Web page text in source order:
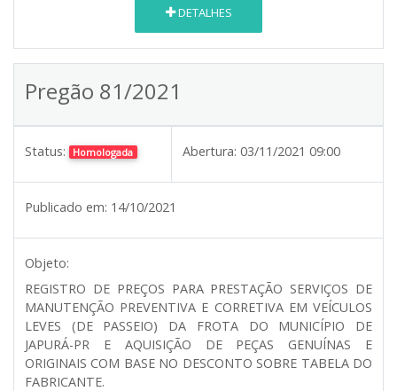
DETALHES
Pregão 81/2021
Status: Homologada Abertura: 03/11/2021 09:00
Publicado em: 14/10/2021
Objeto:
REGISTRO DE PREÇOS PARA PRESTAÇÃO SERVIÇOS DE
MANUTENÇÃO PREVENTIVA E CORRETIVA EM VEÍCULOS
LEVES (DE PASSEIO) DA FROTA DO MUNICÍPIO DE
JAPURÁ-PR E AQUISIÇÃO DE PEÇAS GENUÍNAS E
ORIGINAIS COM BASE NO DESCONTO SOBRE TABELA DO
FABRICANTE.